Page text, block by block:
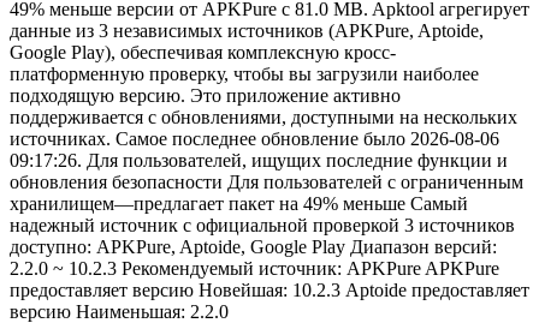
49% меньше версии от APKPure с 81.0 MB. Apktool агрегирует
данные из 3 независимых источников (APKPure, Aptoide,
Google Play), обеспечивая комплексную кросс-
платформенную проверку, чтобы вы загрузили наиболее
подходящую версию. Это приложение активно
поддерживается с обновлениями, доступными на нескольких
источниках. Самое последнее обновление было 2026-08-06
09:17:26. Для пользователей, ищущих последние функции и
обновления безопасности Для пользователей с ограниченным
хранилищем—предлагает пакет на 49% меньше Самый
надежный источник с официальной проверкой 3 источников
доступно: APKPure, Aptoide, Google Play Диапазон версий:
2.2.0 ~ 10.2.3 Рекомендуемый источник: APKPure APKPure
предоставляет версию Новейшая: 10.2.3 Aptoide предоставляет
версию Наименьшая: 2.2.0